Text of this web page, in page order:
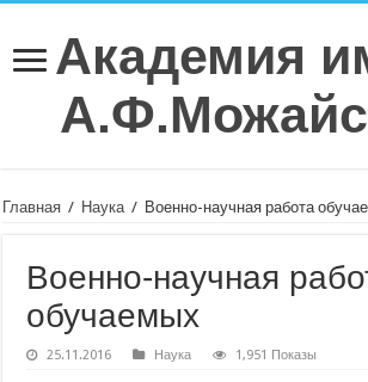
Академия
Главная / Наука / Военно-научная работа
Военно-научная
обучаемых
25.11.2016 Наука 1,951 Показы